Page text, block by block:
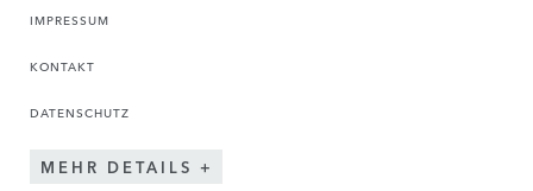
IMPRESSUM
KONTAKT
DATENSCHUTZ
MEHR DETAILS